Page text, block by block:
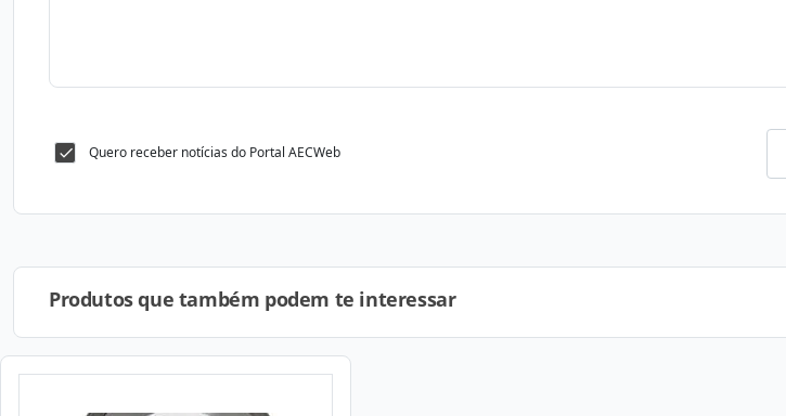
Quero receber notícias do Portal AECWeb
Produtos que também podem te interessar